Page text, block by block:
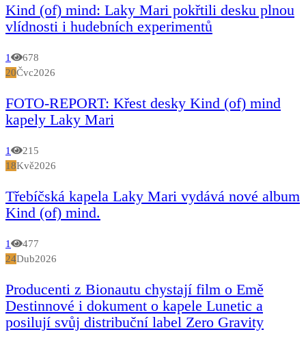
Kind (of) mind: Laky Mari pokřtili desku plnou
vlídnosti i hudebních experimentů
1
678
20Čvc2026
FOTO-REPORT: Křest desky Kind (of) mind
kapely Laky Mari
1
215
18Kvě2026
Třebíčská kapela Laky Mari vydává nové album
Kind (of) mind.
1
477
24Dub2026
Producenti z Bionautu chystají film o Emě
Destinnové i dokument o kapele Lunetic a
posilují svůj distribuční label Zero Gravity